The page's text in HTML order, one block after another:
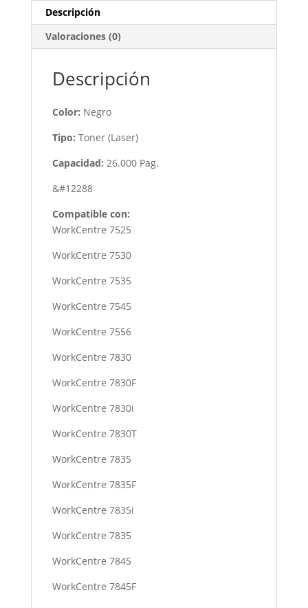
CANTIDAD
Descripción
Valoraciones (0)
Descripción
Color: Negro
Tipo: Toner (Laser)
Capacidad: 26.000 Pag.
&#12288
Compatible con:
WorkCentre 7525
WorkCentre 7530
WorkCentre 7535
WorkCentre 7545
WorkCentre 7556
WorkCentre 7830
WorkCentre 7830F
WorkCentre 7830i
WorkCentre 7830T
WorkCentre 7835
WorkCentre 7835F
WorkCentre 7835i
WorkCentre 7835
WorkCentre 7845
WorkCentre 7845F